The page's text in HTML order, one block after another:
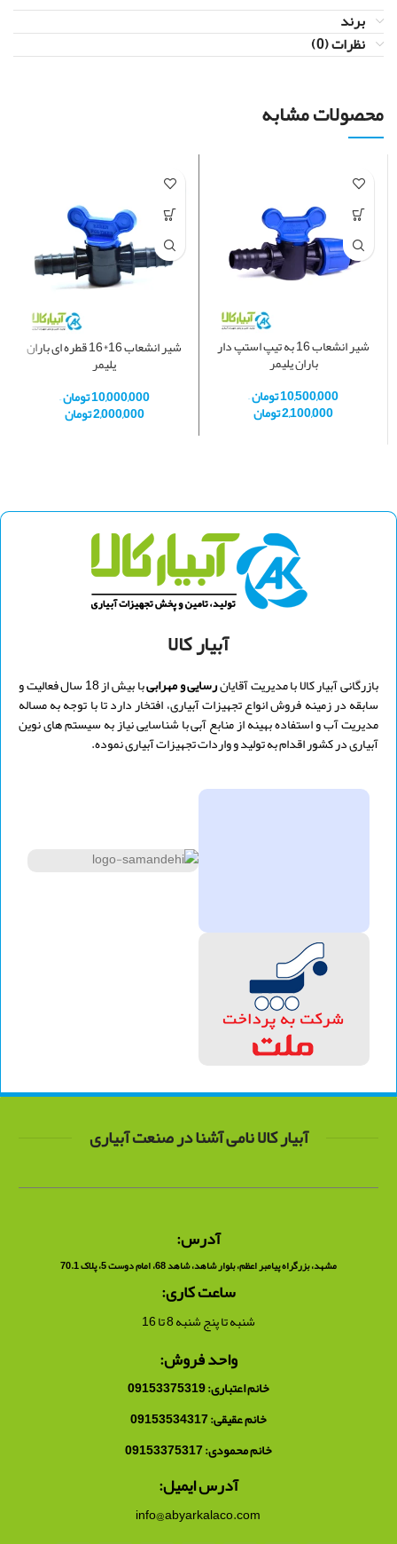
برند
نظرات (0)
محصولات مشابه
شیر انشعاب 16 به تیپ استپ دار
باران پلیمر
10,500,000تومان–
2,100,000تومان
شیر انشعاب 16*16 قطره ای باران
پلیمر
10,000,000تومان–
2,000,000تومان
آبیار کالا
بازرگانی آبیار کالا با مدیریتآقایانرسایی ومهرابی با بیش از 18 سال فعالیت و
سابقه در زمینه فروش انواع تجهیزات آبیاری، افتخار دارد تا با توجه به مساله
مدیریت آب و استفاده بهینه از منابع آبی با شناسایی نیاز به سیستم های نوین
آبیاری در کشور اقدام به تولید و واردات تجهیزات آبیاری نموده.
آبیار کالا نامی آشنا در صنعت آبیاری
آدرس:
مشهد، بزرگراه پیامبر اعظم، بلوار شاهد، شاهد 68، امام دوست 5، پلاک 70.1
ساعت کاری:
شنبه تا پنج شنبه 8 تا 16
واحد فروش:
خانم اعتباری: 09153375319
خانم عقیقی: 09153534317
خانم محمودی: 09153375317
آدرس ایمیل:
info@abyarkalaco.com